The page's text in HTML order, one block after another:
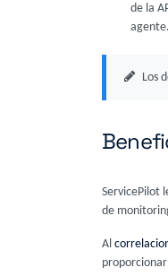
de la
agente.
Los
ServicePilot
de
Al